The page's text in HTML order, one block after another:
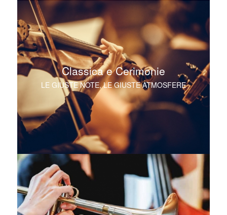
Classica e Cerimonie
LE GIUSTE NOTE, LE GIUSTE ATMOSFERE